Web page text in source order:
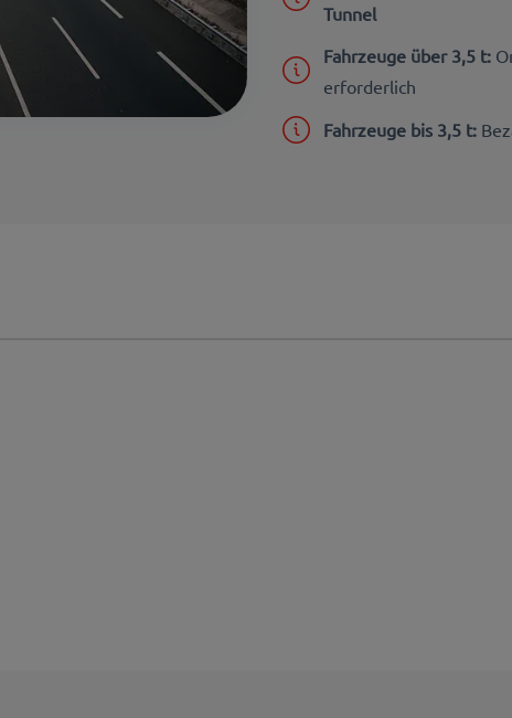
Tunnel
Fahrzeuge über 3,5 t:
erforderlich
Fahrzeuge bis 3,5 t: